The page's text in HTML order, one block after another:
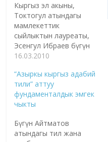
Кыргыз эл акыны,
Токтогул атындагы
мамлекеттик
сыйлыктын лауреаты,
Эсенгул Ибраев бүгүн
16-мартта 77 жашка
адабиятына,
поэзиясына кошкон
салымы зор экендигин
адабиятчылар,
келишет. 2003-жылы
жарык көргөн "Насыят"
16.03.2010
“Азыркы кыргыз адабий
тили” аттуу
фундаменталдык эмгек
чыкты
Бүгүн Айтматов
атындагы тил жана